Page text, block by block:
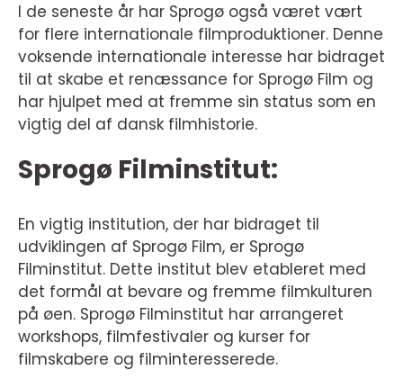
I de seneste år har Sprogø også været vært
for flere internationale filmproduktioner. Denne
voksende internationale interesse har bidraget
til at skabe et renæssance for Sprogø Film og
har hjulpet med at fremme sin status som en
vigtig del af dansk filmhistorie.
Sprogø Filminstitut:
En vigtig institution, der har bidraget til
udviklingen af Sprogø Film, er Sprogø
Filminstitut. Dette institut blev etableret med
det formål at bevare og fremme filmkulturen
på øen. Sprogø Filminstitut har arrangeret
workshops, filmfestivaler og kurser for
filmskabere og filminteresserede.